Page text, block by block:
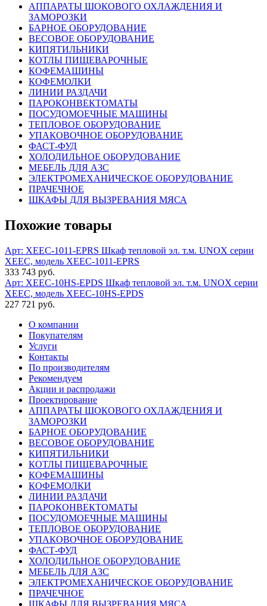
АППАРАТЫ ШОКОВОГО ОХЛАЖДЕНИЯ И
ЗАМОРОЗКИ
БАРНОЕ ОБОРУДОВАНИЕ
ВЕСОВОЕ ОБОРУДОВАНИЕ
КИПЯТИЛЬНИКИ
КОТЛЫ ПИЩЕВАРОЧНЫЕ
КОФЕМАШИНЫ
КОФЕМОЛКИ
ЛИНИИ РАЗДАЧИ
ПАРОКОНВЕКТОМАТЫ
ПОСУДОМОЕЧНЫЕ МАШИНЫ
ТЕПЛОВОЕ ОБОРУДОВАНИЕ
УПАКОВОЧНОЕ ОБОРУДОВАНИЕ
ФАСТ-ФУД
ХОЛОДИЛЬНОЕ ОБОРУДОВАНИЕ
МЕБЕЛЬ ДЛЯ АЗС
ЭЛЕКТРОМЕХАНИЧЕСКОЕ ОБОРУДОВАНИЕ
ПРАЧЕЧНОЕ
ШКАФЫ ДЛЯ ВЫЗРЕВАНИЯ МЯСА
Похожие товары
Арт: XEEC-1011-EPRS Шкаф тепловой эл. т.м. UNOX серии
XEEC, модель XEEC-1011-EPRS
333 743 руб.
Арт: XEEC-10HS-EPDS Шкаф тепловой эл. т.м. UNOX серии
XEEC, модель XEEC-10HS-EPDS
227 721 руб.
О компании
Покупателям
Услуги
Контакты
По производителям
Рекомендуем
Акции и распродажи
Проектирование
АППАРАТЫ ШОКОВОГО ОХЛАЖДЕНИЯ И
ЗАМОРОЗКИ
БАРНОЕ ОБОРУДОВАНИЕ
ВЕСОВОЕ ОБОРУДОВАНИЕ
КИПЯТИЛЬНИКИ
КОТЛЫ ПИЩЕВАРОЧНЫЕ
КОФЕМАШИНЫ
КОФЕМОЛКИ
ЛИНИИ РАЗДАЧИ
ПАРОКОНВЕКТОМАТЫ
ПОСУДОМОЕЧНЫЕ МАШИНЫ
ТЕПЛОВОЕ ОБОРУДОВАНИЕ
УПАКОВОЧНОЕ ОБОРУДОВАНИЕ
ФАСТ-ФУД
ХОЛОДИЛЬНОЕ ОБОРУДОВАНИЕ
МЕБЕЛЬ ДЛЯ АЗС
ЭЛЕКТРОМЕХАНИЧЕСКОЕ ОБОРУДОВАНИЕ
ПРАЧЕЧНОЕ
ШКАФЫ ДЛЯ ВЫЗРЕВАНИЯ МЯСА